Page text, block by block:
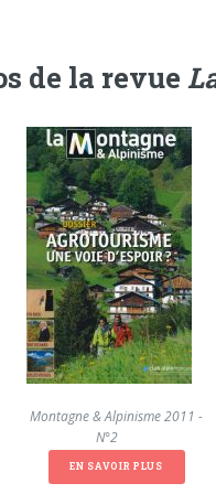
de la revue
La Montagne & Alpinisme 2011 -
N°2
EN SAVOIR PLUS